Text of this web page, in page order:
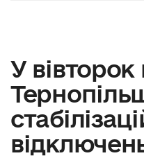
У вівторок